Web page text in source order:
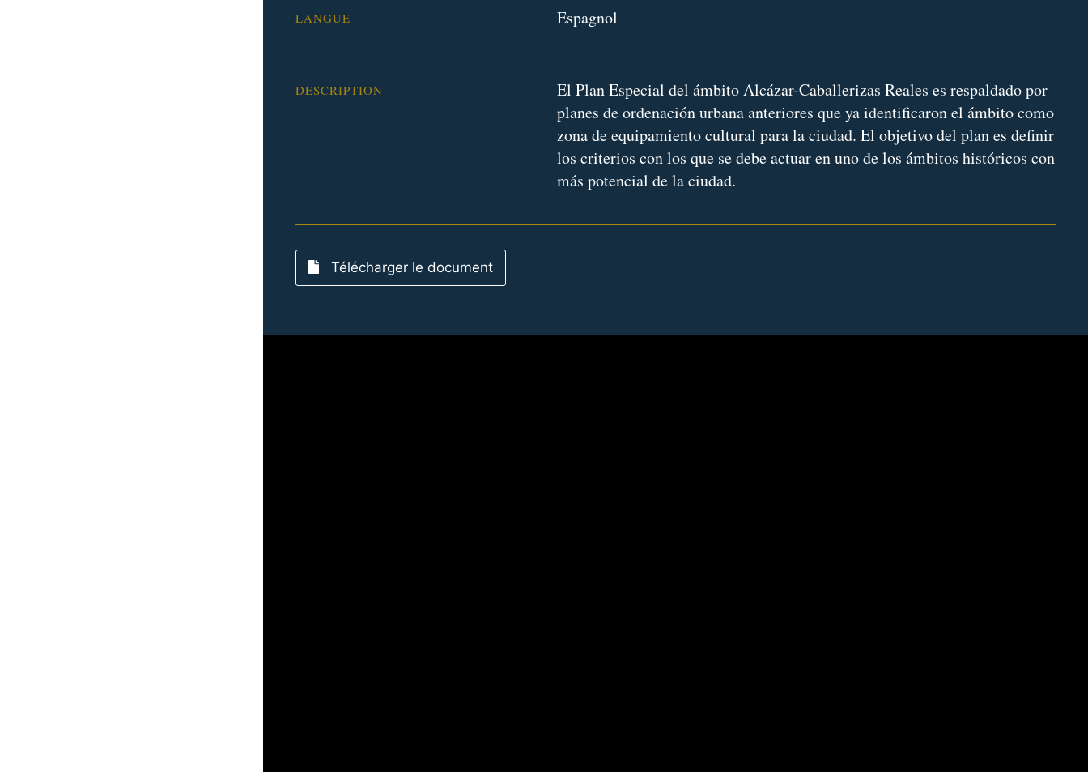
LANGUE Espagnol
DESCRIPTION
El Plan Especial del ámbito Alcázar-Caballerizas Reales es respaldado por
planes de ordenación urbana anteriores que ya identificaron el ámbito como
zona de equipamiento cultural para la ciudad. El objetivo del plan es definir
los criterios con los que se debe actuar en uno de los ámbitos históricos con
más potencial de la ciudad.
Télécharger le document